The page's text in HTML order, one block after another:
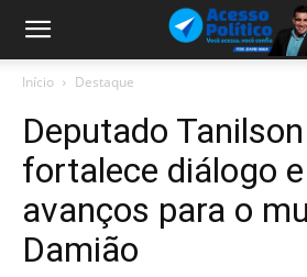
Início Destaque
Deputado
fortalece diálogo
avanços para o
Damião